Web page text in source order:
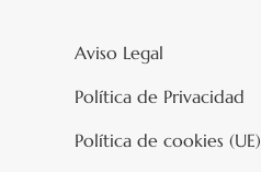
Aviso Legal
Política de Privacidad
Política de cookies (UE)